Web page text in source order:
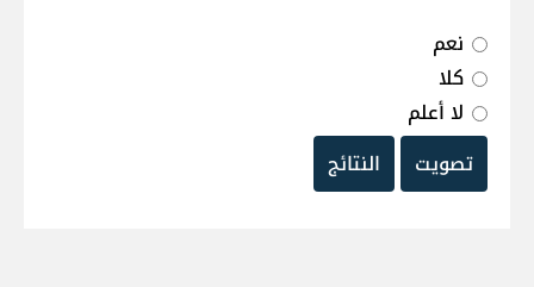
نعم
كلا
لا أعلم
تصويت
النتائج